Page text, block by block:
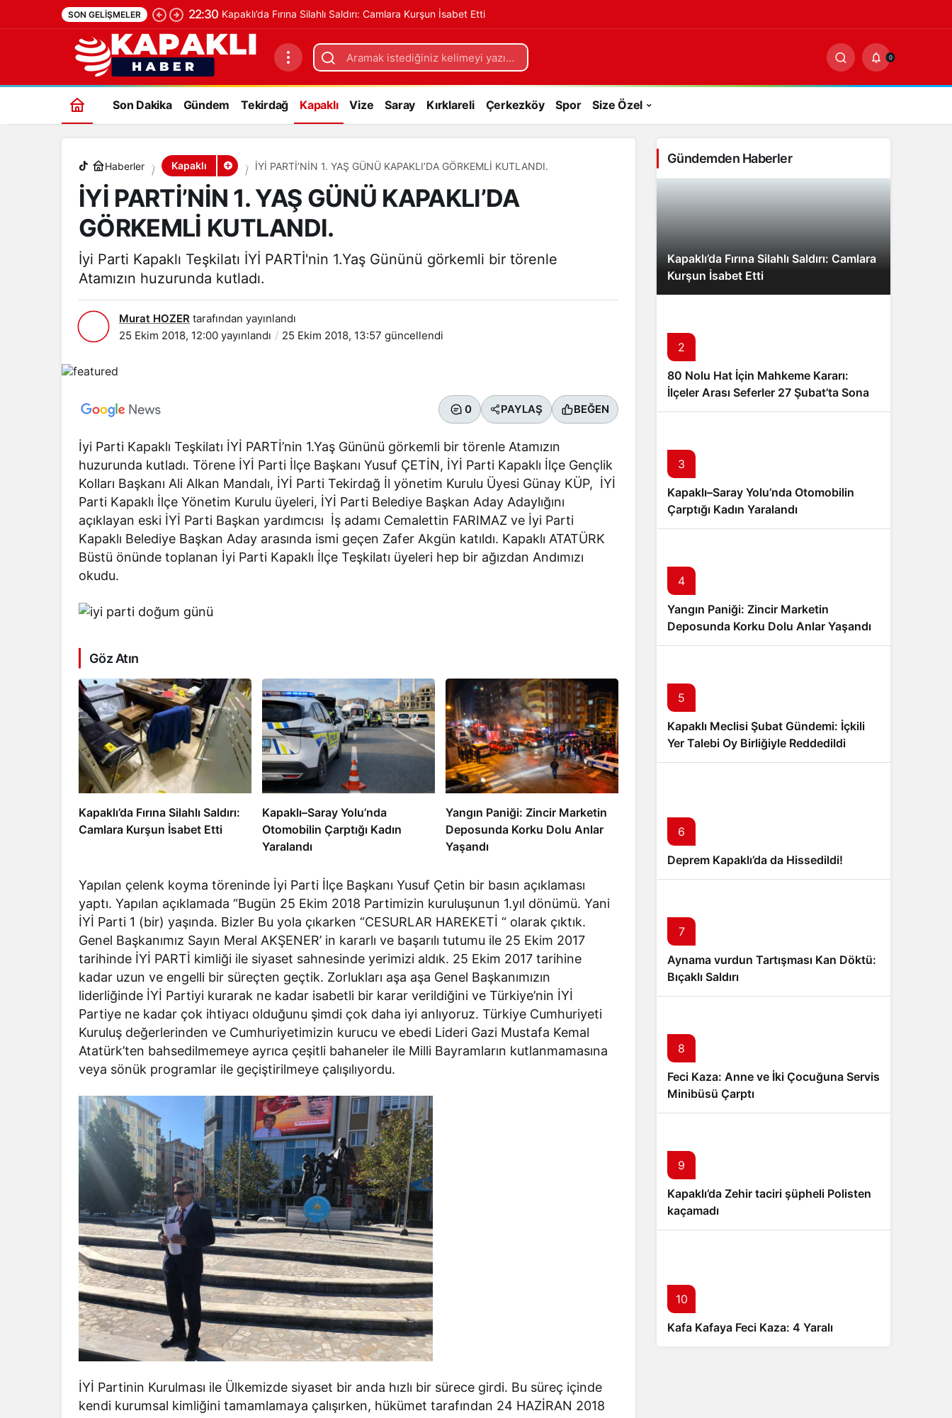
SON GELIŞMELER 22:30 Kapaklı’da Fırına Silahlı Saldırı: Camlara Kurşun İsabet Etti
0
Son Dakika Gündem Tekirdağ Kapaklı Vize Saray Kırklareli Çerkezköy Spor Size Özel
Haberler Kapaklı İYİ PARTİ’NİN 1. YAŞ GÜNÜ KAPAKLI’DA GÖRKEMLİ KUTLANDI.
İYİ PARTİ’NİN 1. YAŞ GÜNÜ KAPAKLI’DA
GÖRKEMLİ KUTLANDI.
İyi Parti Kapaklı Teşkilatı İYİ PARTİ'nin 1.Yaş Gününü görkemli bir törenle
Atamızın huzurunda kutladı.
Murat HOZER tarafından yayınlandı
25 Ekim 2018, 12:00 yayınlandı 25 Ekim 2018, 13:57 güncellendi
0 PAYLAŞ BEĞEN
İyi Parti Kapaklı Teşkilatı İYİ PARTİ’nin 1.Yaş Gününü görkemli bir törenle Atamızın
huzurunda kutladı. Törene İYİ Parti İlçe Başkanı Yusuf ÇETİN, İYİ Parti Kapaklı İlçe Gençlik
Kolları Başkanı Ali Alkan Mandalı, İYİ Parti Tekirdağ İl yönetim Kurulu Üyesi Günay KÜP, İYİ
Parti Kapaklı İlçe Yönetim Kurulu üyeleri, İYİ Parti Belediye Başkan Aday Adaylığını
açıklayan eski İYİ Parti Başkan yardımcısı İş adamı Cemalettin FARIMAZ ve İyi Parti
Kapaklı Belediye Başkan Aday arasında ismi geçen Zafer Akgün katıldı. Kapaklı ATATÜRK
Büstü önünde toplanan İyi Parti Kapaklı İlçe Teşkilatı üyeleri hep bir ağızdan Andımızı
okudu.
Göz Atın
Kapaklı’da Fırına Silahlı Saldırı:
Camlara Kurşun İsabet Etti
Kapaklı–Saray Yolu’nda
Otomobilin Çarptığı Kadın
Yaralandı
Yangın Paniği: Zincir Marketin
Deposunda Korku Dolu Anlar
Yaşandı
Yapılan çelenk koyma töreninde İyi Parti İlçe Başkanı Yusuf Çetin bir basın açıklaması
yaptı. Yapılan açıklamada “Bugün 25 Ekim 2018 Partimizin kuruluşunun 1.yıl dönümü. Yani
İYİ Parti 1 (bir) yaşında. Bizler Bu yola çıkarken “CESURLAR HAREKETİ “ olarak çıktık.
Genel Başkanımız Sayın Meral AKŞENER’ in kararlı ve başarılı tutumu ile 25 Ekim 2017
tarihinde İYİ PARTİ kimliği ile siyaset sahnesinde yerimizi aldık. 25 Ekim 2017 tarihine
kadar uzun ve engelli bir süreçten geçtik. Zorlukları aşa aşa Genel Başkanımızın
liderliğinde İYİ Partiyi kurarak ne kadar isabetli bir karar verildiğini ve Türkiye’nin İYİ
Partiye ne kadar çok ihtiyacı olduğunu şimdi çok daha iyi anlıyoruz. Türkiye Cumhuriyeti
Kuruluş değerlerinden ve Cumhuriyetimizin kurucu ve ebedi Lideri Gazi Mustafa Kemal
Atatürk’ten bahsedilmemeye ayrıca çeşitli bahaneler ile Milli Bayramların kutlanmamasına
veya sönük programlar ile geçiştirilmeye çalışılıyordu.
İYİ Partinin Kurulması ile Ülkemizde siyaset bir anda hızlı bir sürece girdi. Bu süreç içinde
kendi kurumsal kimliğini tamamlamaya çalışırken, hükümet tarafından 24 HAZİRAN 2018
İYİ PARTİ’NİN 1. YAŞ GÜNÜ KAPAKLI’DA GÖRKEMLİ KUTLANDI.
Gündemden Haberler
Kapaklı’da Fırına Silahlı Saldırı: Camlara
Kurşun İsabet Etti
2
80 Nolu Hat İçin Mahkeme Kararı:
İlçeler Arası Seferler 27 Şubat’ta Sona
Eriyor
3
Kapaklı–Saray Yolu’nda Otomobilin
Çarptığı Kadın Yaralandı
4
Yangın Paniği: Zincir Marketin
Deposunda Korku Dolu Anlar Yaşandı
5
Kapaklı Meclisi Şubat Gündemi: İçkili
Yer Talebi Oy Birliğiyle Reddedildi
6
Deprem Kapaklı’da da Hissedildi!
7
Aynama vurdun Tartışması Kan Döktü:
Bıçaklı Saldırı
8
Feci Kaza: Anne ve İki Çocuğuna Servis
Minibüsü Çarptı
9
Kapaklı’da Zehir taciri şüpheli Polisten
kaçamadı
10
Kafa Kafaya Feci Kaza: 4 Yaralı